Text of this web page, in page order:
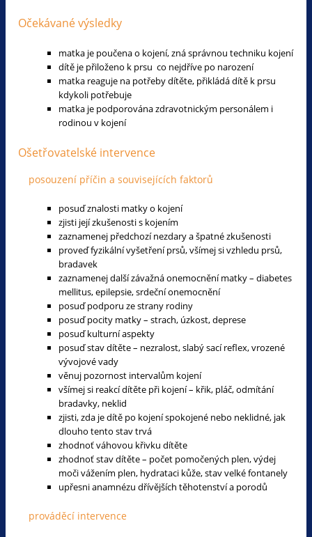
Očekávané výsledky
matka je poučena o kojení, zná správnou techniku kojení
dítě je přiloženo k prsu co nejdříve po narození
matka reaguje na potřeby dítěte, přikládá dítě k prsu
kdykoli potřebuje
matka je podporována zdravotnickým personálem i
rodinou v kojení
Ošetřovatelské intervence
posouzení příčin a souvisejících faktorů
posuď znalosti matky o kojení
zjisti její zkušenosti s kojením
zaznamenej předchozí nezdary a špatné zkušenosti
proveď fyzikální vyšetření prsů, všímej si vzhledu prsů,
bradavek
zaznamenej další závažná onemocnění matky – diabetes
mellitus, epilepsie, srdeční onemocnění
posuď podporu ze strany rodiny
posuď pocity matky – strach, úzkost, deprese
posuď kulturní aspekty
posuď stav dítěte – nezralost, slabý sací reflex, vrozené
vývojové vady
věnuj pozornost intervalům kojení
všímej si reakcí dítěte při kojení – křik, pláč, odmítání
bradavky, neklid
zjisti, zda je dítě po kojení spokojené nebo neklidné, jak
dlouho tento stav trvá
zhodnoť váhovou křivku dítěte
zhodnoť stav dítěte – počet pomočených plen, výdej
moči vážením plen, hydrataci kůže, stav velké fontanely
upřesni anamnézu dřívějších těhotenství a porodů
prováděcí intervence